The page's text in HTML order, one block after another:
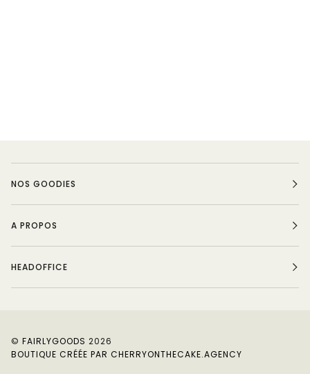
NOS GOODIES
A PROPOS
HEADOFFICE
© FAIRLYGOODS 2026
BOUTIQUE CRÉÉE PAR CHERRYONTHECAKE.AGENCY